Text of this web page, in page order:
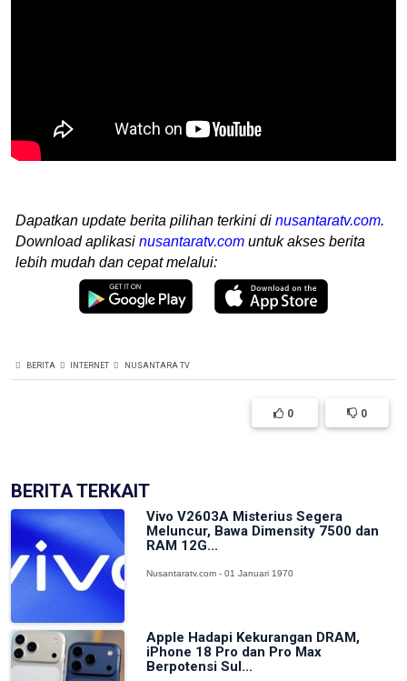
Dapatkan update berita pilihan terkini di nusantaratv.com.
Download aplikasi nusantaratv.com untuk akses berita
lebih mudah dan cepat melalui:
BERITA INTERNET NUSANTARA TV
0 0
BERITA TERKAIT
Vivo V2603A Misterius Segera
Meluncur, Bawa Dimensity 7500 dan
RAM 12G...
Nusantaratv.com - 01 Januari 1970
Apple Hadapi Kekurangan DRAM,
iPhone 18 Pro dan Pro Max
Berpotensi Sul...